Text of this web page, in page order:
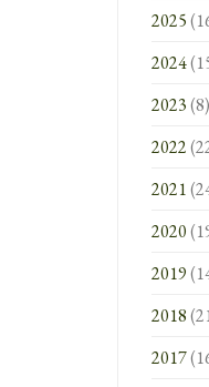
2025
2024
2023(8)
2022
2021
2020
2019
2018
2017